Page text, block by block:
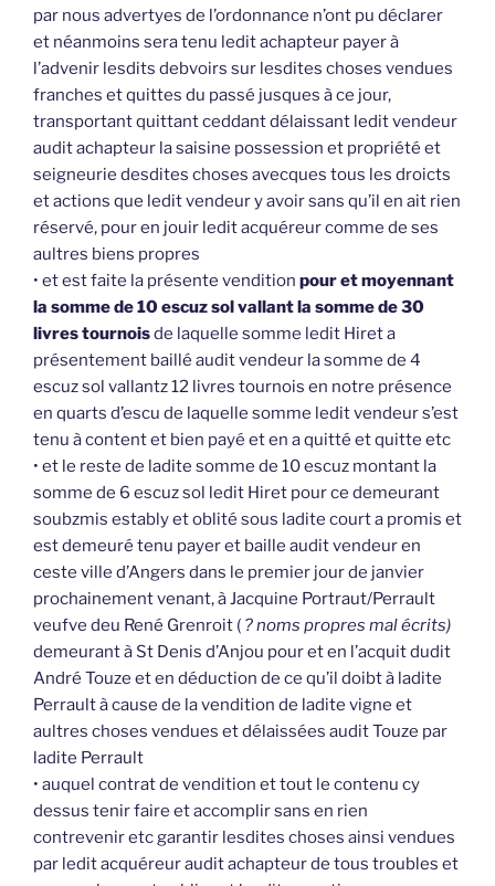
par nous advertyes de l’ordonnance n’ont pu déclarer
et néanmoins sera tenu ledit achapteur payer à
l’advenir lesdits debvoirs sur lesdites choses vendues
franches et quittes du passé jusques à ce jour,
transportant quittant ceddant délaissant ledit vendeur
audit achapteur la saisine possession et propriété et
seigneurie desdites choses avecques tous les droicts
et actions que ledit vendeur y avoir sans qu’il en ait rien
réservé, pour en jouir ledit acquéreur comme de ses
aultres biens propres
• et est faite la présente vendition pour et moyennant
la somme de 10 escuz sol vallant la somme de 30
livres tournoisde laquelle somme ledit Hiret a
présentement baillé audit vendeur la somme de 4
escuz sol vallantz 12 livres tournois en notre présence
en quarts d’escu de laquelle somme ledit vendeur s’est
tenu à content et bien payé et en a quitté et quitte etc
• et le reste de ladite somme de 10 escuz montant la
somme de 6 escuz sol ledit Hiret pour ce demeurant
soubzmis estably et oblité sous ladite court a promis et
est demeuré tenu payer et baille audit vendeur en
ceste ville d’Angers dans le premier jour de janvier
prochainement venant, à Jacquine Portraut/Perrault
veufve deu René Grenroit ( ? noms propres mal écrits)
demeurant à St Denis d’Anjou pour et en l’acquit dudit
André Touze et en déduction de ce qu’il doibt à ladite
Perrault à cause de la vendition de ladite vigne et
aultres choses vendues et délaissées audit Touze par
ladite Perrault
• auquel contrat de vendition et tout le contenu cy
dessus tenir faire et accomplir sans en rien
contrevenir etc garantir lesdites choses ainsi vendues
par ledit acquéreur audit achapteur de tous troubles et